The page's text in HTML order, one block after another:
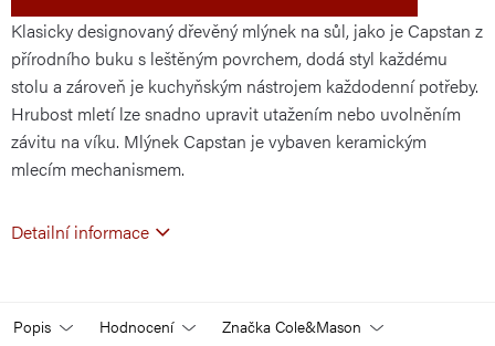
Klasicky designovaný dřevěný mlýnek na sůl, jako je Capstan z
přírodního buku s leštěným povrchem, dodá styl každému
stolu a zároveň je kuchyňským nástrojem každodenní potřeby.
Hrubost mletí lze snadno upravit utažením nebo uvolněním
závitu na víku. Mlýnek Capstan je vybaven keramickým
mlecím mechanismem.
Detailní informace
Popis Hodnocení Značka Cole&Mason